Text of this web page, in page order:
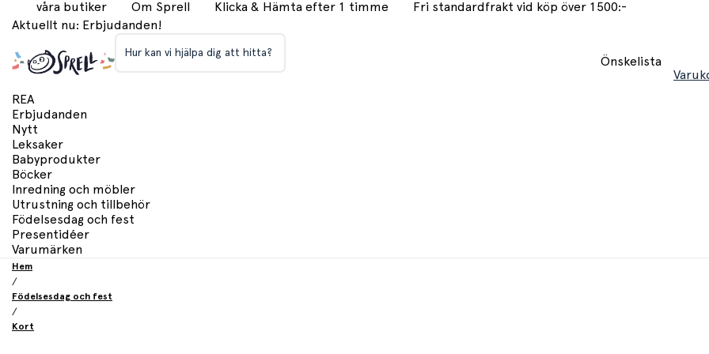
våra butiker Om Sprell Klicka & Hämta efter 1 timme
Fri standardfrakt vid köp över 1500:-
Aktuellt nu: Erbjudanden!
Hur kan vi hjälpa dig att hitta?
Önskelista
REA
Erbjudanden
Nytt
Leksaker
Babyprodukter
Böcker
Inredning och möbler
Utrustning och tillbehör
Födelsesdag och fest
Presentidéer
Varumärken
Hem
/
Födelsesdag och fest
/
Kort